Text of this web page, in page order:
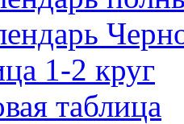
1-2 круг
таблица